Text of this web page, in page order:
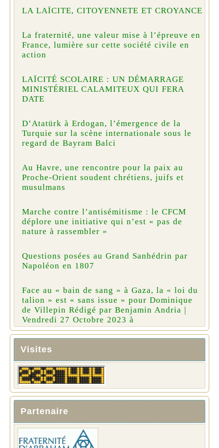
LA LAÏCITE, CITOYENNETE ET CROYANCE
La fraternité, une valeur mise à l’épreuve en
France, lumière sur cette société civile en
action
LAÏCITÉ SCOLAIRE : UN DÉMARRAGE
MINISTÉRIEL CALAMITEUX QUI FERA
DATE
D’Atatürk à Erdogan, l’émergence de la
Turquie sur la scène internationale sous le
regard de Bayram Balci
Au Havre, une rencontre pour la paix au
Proche-Orient soudent chrétiens, juifs et
musulmans
Marche contre l’antisémitisme : le CFCM
déplore une initiative qui n’est « pas de
nature à rassembler »
Questions posées au Grand Sanhédrin par
Napoléon en 1807
Face au « bain de sang » à Gaza, la « loi du
talion » est « sans issue » pour Dominique
de Villepin Rédigé par Benjamin Andria |
Vendredi 27 Octobre 2023 à
Visites
Partenaire